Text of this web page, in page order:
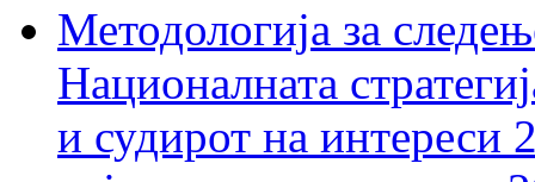
Методологија за
Националната
и судирот на интереси